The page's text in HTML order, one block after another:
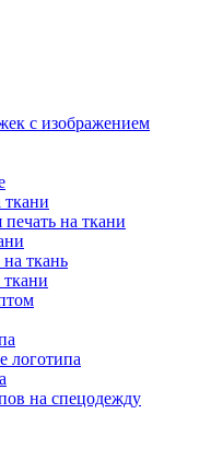
с изображением
ткани
на ткани
ткань
ткани
логотипа
на спецодежду